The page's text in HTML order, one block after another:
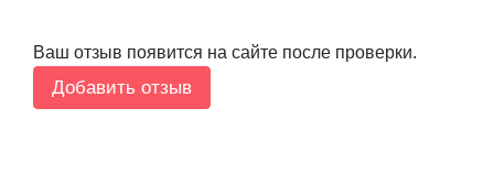
Ваш отзыв появится на сайте после проверки.